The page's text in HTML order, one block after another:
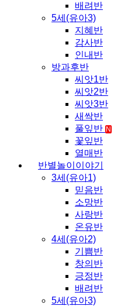
배려반
5세(유아3)
지혜반
감사반
인내반
방과후반
씨앗1반
씨앗2반
씨앗3반
새싹반
풀잎반 N
꽃잎반
열매반
반별놀이이야기
3세(유아1)
믿음반
소망반
사랑반
온유반
4세(유아2)
기쁨반
창의반
긍정반
배려반
5세(유아3)